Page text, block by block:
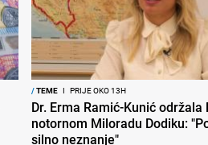
/TEME I PRIJE OKO 13H
Dr. Erma Ramić-Kunić održala
notornom Miloradu Dodiku:
silno neznanje"